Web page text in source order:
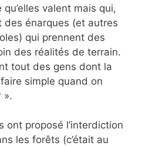
valent mais qui,
des énarques (et autres
qui prennent des
des réalités de terrain.
tout des gens dont la
simple quand on
».
ont proposé l’interdiction
les forêts (c’était au